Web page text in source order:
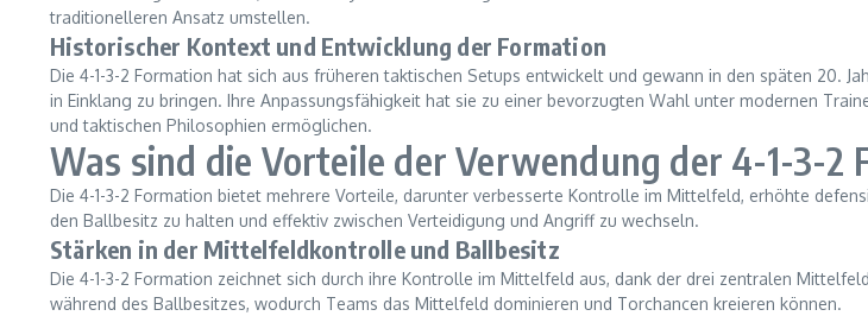
traditionelleren Ansatz umstellen.
Historischer Kontext und Entwicklung der Formation
Die 4-1-3-2 Formation hat sich aus früheren taktischen Setups entwickelt und gewann in den späten 20.
in Einklang zu bringen. Ihre Anpassungsfähigkeit hat sie zu einer bevorzugten Wahl unter modernen
und taktischen Philosophien ermöglichen.
Was sind die Vorteile der Verwendung der 4-1-3-2
Die 4-1-3-2 Formation bietet mehrere Vorteile, darunter verbesserte Kontrolle im Mittelfeld, erhöhte
den Ballbesitz zu halten und effektiv zwischen Verteidigung und Angriff zu wechseln.
Stärken in der Mittelfeldkontrolle und Ballbesitz
Die 4-1-3-2 Formation zeichnet sich durch ihre Kontrolle im Mittelfeld aus, dank der drei zentralen
während des Ballbesitzes, wodurch Teams das Mittelfeld dominieren und Torchancen kreieren können.